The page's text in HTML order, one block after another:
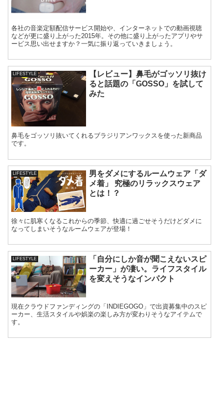
各社の音楽定額配信サービス開始や、インターネットでの動画視聴
などが更に盛り上がった2015年。その他に盛り上がったアプリやサ
ービス思い出せますか？一気に振り返っていきましょう。
LIFESTYLE
【レビュー】鼻毛がゴッソリ抜け
ると話題の「GOSSO」を試して
みた
鼻毛をゴッソリ抜いてくれるブラジリアンワックスを使った新商品
です。
LIFESTYLE
男をダメにするルームウェア「ダ
メ着」 究極のリラックスウェア
とは！？
徐々に肌寒くなるこれからの季節、快適に過ごせそうだけどダメに
なってしまいそうなルームウェアが登場！
LIFESTYLE
「自分にしか音が聞こえないスピ
ーカー」が凄い。ライフスタイル
を変えそうなインパクト
現在クラウドファンディングの「INDIEGOGO」で出資募集中のスピ
ーカー、生活スタイルや娯楽の楽しみ方が変わりそうなアイテムで
す。